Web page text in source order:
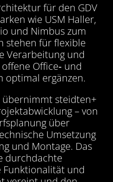
für den GDV
wie USM Haller,
und Nimbus zum
stehen für flexible
Verarbeitung und
Office‑ und
optimal ergänzen.
übernimmt steidten+
– von
über
Umsetzung
und Montage. Das
durchdachte
Funktionalität und